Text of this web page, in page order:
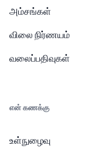
அம்சங்கள்
விலை நிர்ணயம்
வலைப்பதிவுகள்
என் கணக்கு
உள்நுழைவு